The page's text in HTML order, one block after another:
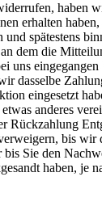
haben
erhalten
spätestens
dem die
uns
dasselbe
eingesetzt
anderes
Rückzahlung
bis wir
Sie den
haben, je